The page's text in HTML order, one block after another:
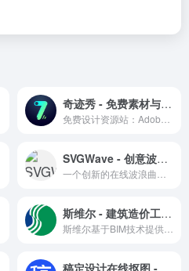
奇迹秀 - 免费素材与设计工具箱
SVGWave - 创意波浪曲线在线生成平台
斯维尔 - 建筑造价工程管理
稿定设计在线抠图 - 免费AI一键智能抠图工具